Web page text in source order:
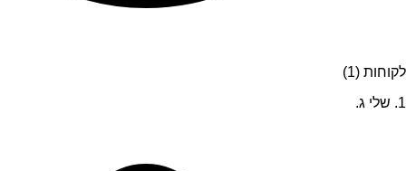
לקוחות (1)
1. שלי ג.